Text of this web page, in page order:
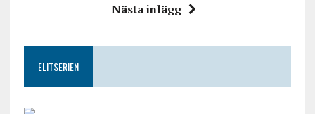
Nästa inlägg
ELITSERIEN